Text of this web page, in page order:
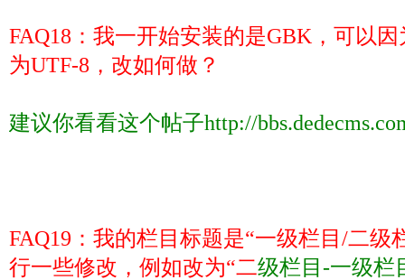
FAQ18 ：我一开始安装的是GBK ，可以
为UTF-8 ，改如何做？
建议你看看这个帖子http://
FAQ19 ：我的栏目标题是“一级栏目 /二级
行一些修改，例如改为“二级栏目 -一级栏